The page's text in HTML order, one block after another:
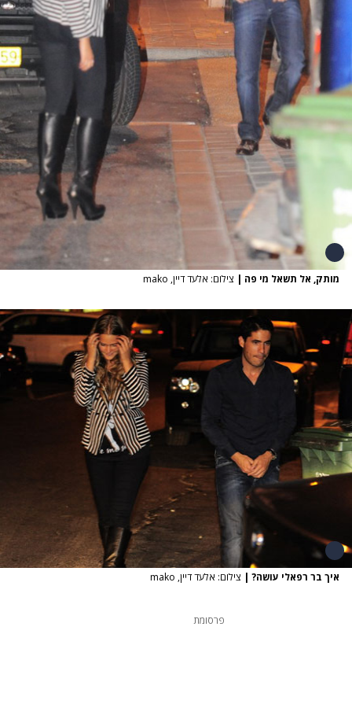
מותק, אל תשאל מי פה | צילום: אלעד דיין, mako
איך בר רפאלי עושה? | צילום: אלעד דיין, mako
פרסומת